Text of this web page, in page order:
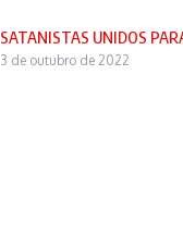
SATANISTAS UNIDOS
3 de outubro de 2022